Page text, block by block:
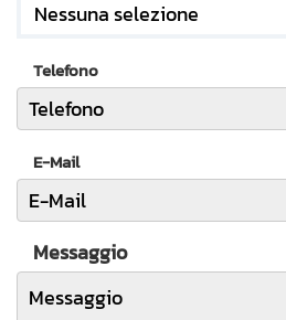
Nessuna selezione
Telefono
E-Mail
Messaggio